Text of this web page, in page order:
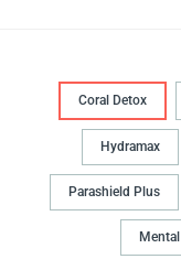
Coral Detox
Hydramax
Parashield Plus